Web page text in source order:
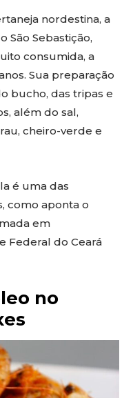
nordestina, a
São Sebastição,
consumida, a
Sua preparação
bucho, das tripas e
além do sal,
cheiro-verde e
é uma das
como aponta o
em
Federal do Ceará
no